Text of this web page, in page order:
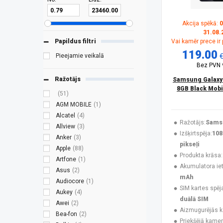
Papildus filtri
Pieejamie veikalā
Ražotājs
(51)
AGM MOBILE (1)
Alcatel (4)
Allview (3)
Anker (3)
Apple (88)
Artfone (1)
Asus (2)
Audiocore (1)
Aukey (4)
Awei (2)
Bea-fon (2)
Akcija spēkā:
Vai kamēr prece
119.00 €
Bez PVN
Samsung Galaxy
8GB Black
Ražotājs:
Izšķirtspēja:
pikseļi
Produkta krāsa:
Akumulatora
mAh
SIM kartes
duālā SIM
Aizmugurējās
Priekšējā